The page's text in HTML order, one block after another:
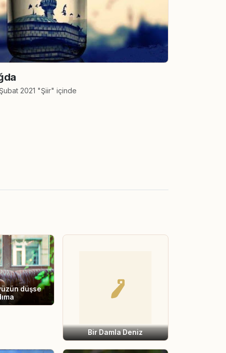
2021 "Şiir" içinde
düşse
Bir Damla Deniz